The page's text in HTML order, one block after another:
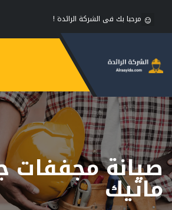
مرحبا بك فى الشركة الرائدة !
صيانة مجففات
ماتيك